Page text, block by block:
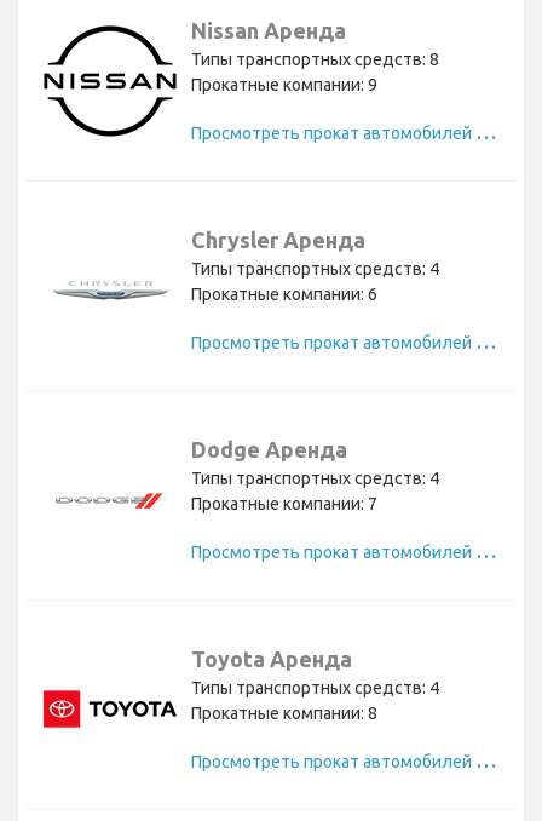
Nissan Аренда
Типы транспортных средств: 8
Прокатные компании: 9
П
росмотреть прокат автомобилей Nissan
Chrysler Аренда
Типы транспортных средств: 4
Прокатные компании: 6
П
росмотреть прокат автомобилей Chrysler
Dodge Аренда
Типы транспортных средств: 4
Прокатные компании: 7
П
росмотреть прокат автомобилей Dodge
Toyota Аренда
Типы транспортных средств: 4
Прокатные компании: 8
П
росмотреть прокат автомобилей Toyota